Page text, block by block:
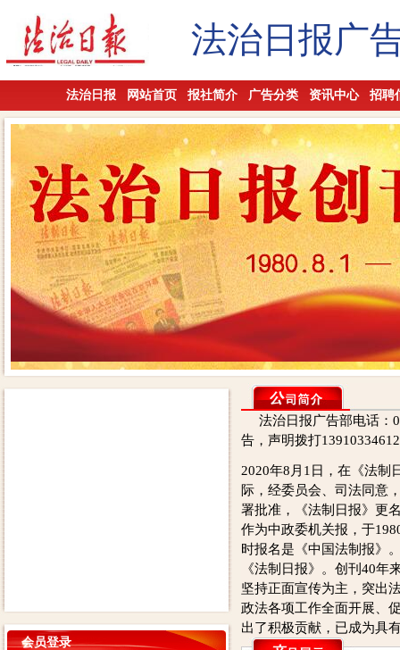
法治日报广
法治日报 网站首页 报社简介 广告分类 资讯中心 招聘
会员登录
法治日报广告部电话：
告，声明拨打
2020年8月1日，在《法制
际，经委员会、司法同意
署批准，《法制日报》更
作为中政委机关报，于
时报名是《中国法制报》
《法制日报》。创刊40年
坚持正面宣传为主，突出
政法各项工作全面开展、
出了积极贡献，已成为具